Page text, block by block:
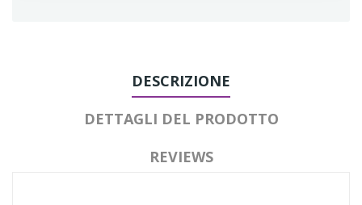
DESCRIZIONE
DETTAGLI DEL PRODOTTO
REVIEWS